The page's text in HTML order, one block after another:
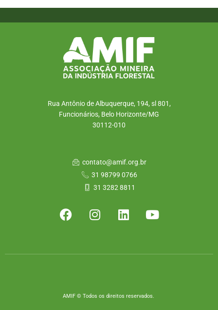
Rua Antônio de Albuquerque, 194, sl 801,
Funcionários, Belo Horizonte/MG
30112-010
contato@amif.org.br
31 98799 0766
31 3282 8811
AMIF © Todos os direitos reservados.